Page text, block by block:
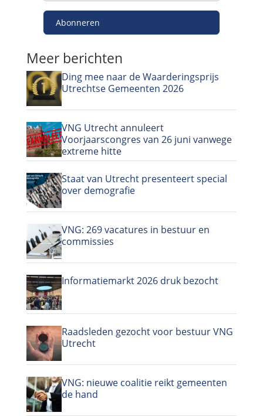
Abonneren
Meer berichten
Ding mee naar de Waarderingsprijs
Utrechtse Gemeenten 2026
VNG Utrecht annuleert
Voorjaarscongres van 26 juni vanwege
extreme hitte
Staat van Utrecht presenteert special
over demografie
VNG: 269 vacatures in bestuur en
commissies
Informatiemarkt 2026 druk bezocht
Raadsleden gezocht voor bestuur VNG
Utrecht
VNG: nieuwe coalitie reikt gemeenten
de hand